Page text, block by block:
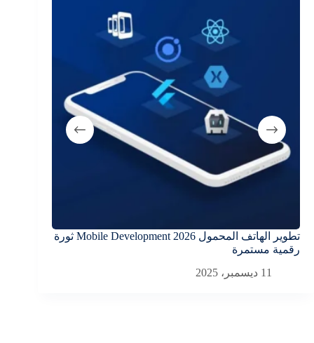
تطوير الهاتف المحمول Mobile Development 2026 ثورة
رقمية مستمرة
11 ديسمبر، 2025